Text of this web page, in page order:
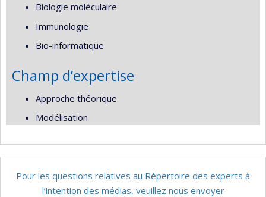
Biologie moléculaire
Immunologie
Bio-informatique
Champ d’expertise
Approche théorique
Modélisation
Pour les questions relatives au Répertoire des experts à
l’intention des médias, veuillez nous envoyer